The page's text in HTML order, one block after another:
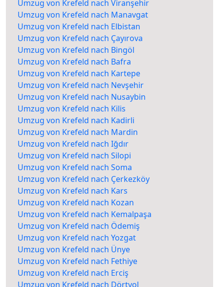
Umzug von Krefeld nach Viranşehir
Umzug von Krefeld nach Manavgat
Umzug von Krefeld nach Elbistan
Umzug von Krefeld nach Çayırova
Umzug von Krefeld nach Bingöl
Umzug von Krefeld nach Bafra
Umzug von Krefeld nach Kartepe
Umzug von Krefeld nach Nevşehir
Umzug von Krefeld nach Nusaybin
Umzug von Krefeld nach Kilis
Umzug von Krefeld nach Kadirli
Umzug von Krefeld nach Mardin
Umzug von Krefeld nach Iğdır
Umzug von Krefeld nach Silopi
Umzug von Krefeld nach Soma
Umzug von Krefeld nach Çerkezköy
Umzug von Krefeld nach Kars
Umzug von Krefeld nach Kozan
Umzug von Krefeld nach Kemalpaşa
Umzug von Krefeld nach Ödemiş
Umzug von Krefeld nach Yozgat
Umzug von Krefeld nach Ünye
Umzug von Krefeld nach Fethiye
Umzug von Krefeld nach Erciş
Umzug von Krefeld nach Dörtyol